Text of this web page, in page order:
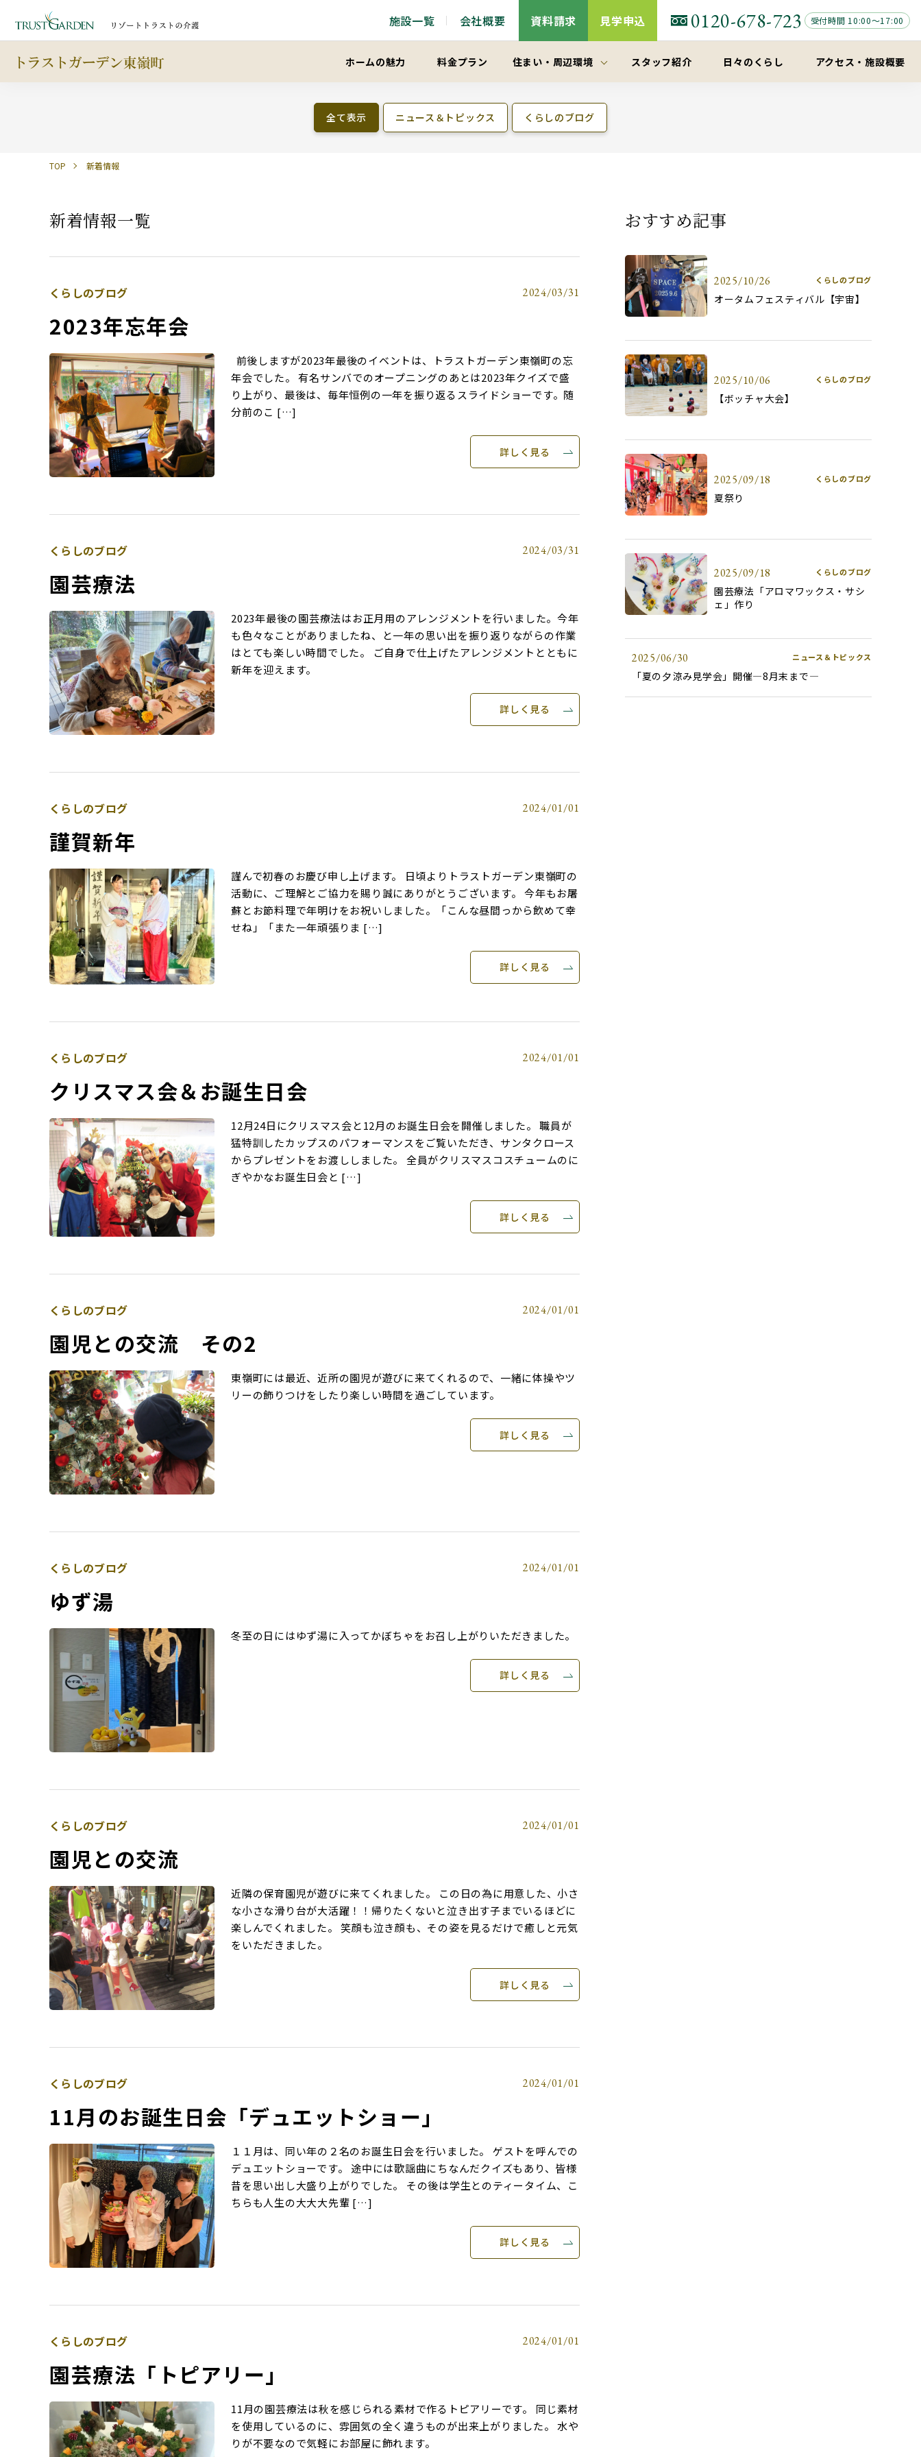
施設一覧 会社概要 資料請求 見学申込 0120-678-723 受付時間 10:00～17:00
ホームの魅力 料金プラン 住まい ・ 周辺環境 スタッフ紹介 日々のくらし アクセス ・施設概要
全て表示 ニュース＆トピックス くらしのブログ
TOP 新着情報
新着情報一覧
くらしのブログ 2024/03/31
2023年忘年会
前後しますが2023年最後のイベントは、トラストガーデン東嶺町の忘
年会でした。 有名サンバでのオープニングのあとは2023年クイズで盛
り上がり、最後は、毎年恒例の一年を振り返るスライドショーです。随
分前のこ […]
詳しく見る
くらしのブログ 2024/03/31
園芸療法
2023年最後の園芸療法はお正月用のアレンジメントを行いました。今年
も色々なことがありましたね、と一年の思い出を振り返りながらの作業
はとても楽しい時間でした。 ご自身で仕上げたアレンジメントとともに
新年を迎えます。
詳しく見る
くらしのブログ 2024/01/01
謹賀新年
謹んで初春のお慶び申し上げます。 日頃よりトラストガーデン東嶺町の
活動に、ご理解とご協力を賜り誠にありがとうございます。 今年もお屠
蘇とお節料理で年明けをお祝いしました。「こんな昼間っから飲めて幸
せね」「また一年頑張りま […]
詳しく見る
くらしのブログ 2024/01/01
クリスマス会＆お誕生日会
12月24日にクリスマス会と12月のお誕生日会を開催しました。 職員が
猛特訓したカップスのパフォーマンスをご覧いただき、サンタクロース
からプレゼントをお渡ししました。 全員がクリスマスコスチュームのに
ぎやかなお誕生日会と […]
詳しく見る
くらしのブログ 2024/01/01
園児との交流 その2
東嶺町には最近、近所の園児が遊びに来てくれるので、一緒に体操やツ
リーの飾りつけをしたり楽しい時間を過ごしています。
詳しく見る
くらしのブログ 2024/01/01
ゆず湯
冬至の日にはゆず湯に入ってかぼちゃをお召し上がりいただきました。
詳しく見る
くらしのブログ 2024/01/01
園児との交流
近隣の保育園児が遊びに来てくれました。 この日の為に用意した、小さ
な小さな滑り台が大活躍！！帰りたくないと泣き出す子までいるほどに
楽しんでくれました。 笑顔も泣き顔も、その姿を見るだけで癒しと元気
をいただきました。
詳しく見る
くらしのブログ 2024/01/01
11月のお誕生日会「デュエットショー」
１１月は、同い年の２名のお誕生日会を行いました。 ゲストを呼んでの
デュエットショーです。 途中には歌謡曲にちなんだクイズもあり、皆様
昔を思い出し大盛り上がりでした。 その後は学生とのティータイム、こ
ちらも人生の大大大先輩 […]
詳しく見る
くらしのブログ 2024/01/01
園芸療法「トピアリー」
11月の園芸療法は秋を感じられる素材で作るトピアリーです。 同じ素材
を使用しているのに、雰囲気の全く違うものが出来上がりました。 水や
りが不要なので気軽にお部屋に飾れます。
おすすめ記事
2025/10/26 くらしのブログ
オータムフェスティバル【宇宙】
2025/10/06 くらしのブログ
【ボッチャ大会】
2025/09/18 くらしのブログ
夏祭り
2025/09/18 くらしのブログ
園芸療法「アロマワックス・サシ
ェ」作り
2025/06/30 ニュース＆トピックス
「夏の夕涼み見学会」開催―8月末まで―